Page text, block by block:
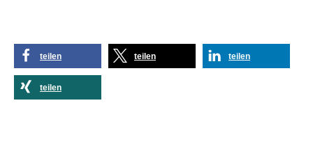
teilen teilen teilen
teilen